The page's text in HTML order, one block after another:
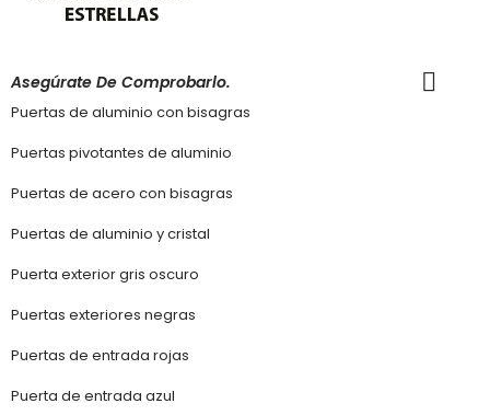
Asegúrate De Comprobarlo.
Puertas de aluminio con bisagras
Puertas pivotantes de aluminio
Puertas de acero con bisagras
Puertas de aluminio y cristal
Puerta exterior gris oscuro
Puertas exteriores negras
Puertas de entrada rojas
Puerta de entrada azul